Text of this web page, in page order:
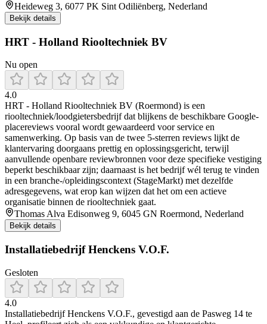
Heideweg 3, 6077 PK Sint Odiliënberg, Nederland
Bekijk details
HRT - Holland Riooltechniek BV
Nu open
4.0
HRT - Holland Riooltechniek BV (Roermond) is een
riooltechniek/loodgietersbedrijf dat blijkens de beschikbare Google-
placereviews vooral wordt gewaardeerd voor service en
samenwerking. Op basis van de twee 5-sterren reviews lijkt de
klantervaring doorgaans prettig en oplossingsgericht, terwijl
aanvullende openbare reviewbronnen voor deze specifieke vestiging
beperkt beschikbaar zijn; daarnaast is het bedrijf wél terug te vinden
in een branche-/opleidingscontext (StageMarkt) met dezelfde
adresgegevens, wat erop kan wijzen dat het om een actieve
organisatie binnen de riooltechniek gaat.
Thomas Alva Edisonweg 9, 6045 GN Roermond, Nederland
Bekijk details
Installatiebedrijf Henckens V.O.F.
Gesloten
4.0
Installatiebedrijf Henckens V.O.F., gevestigd aan de Pasweg 14 te